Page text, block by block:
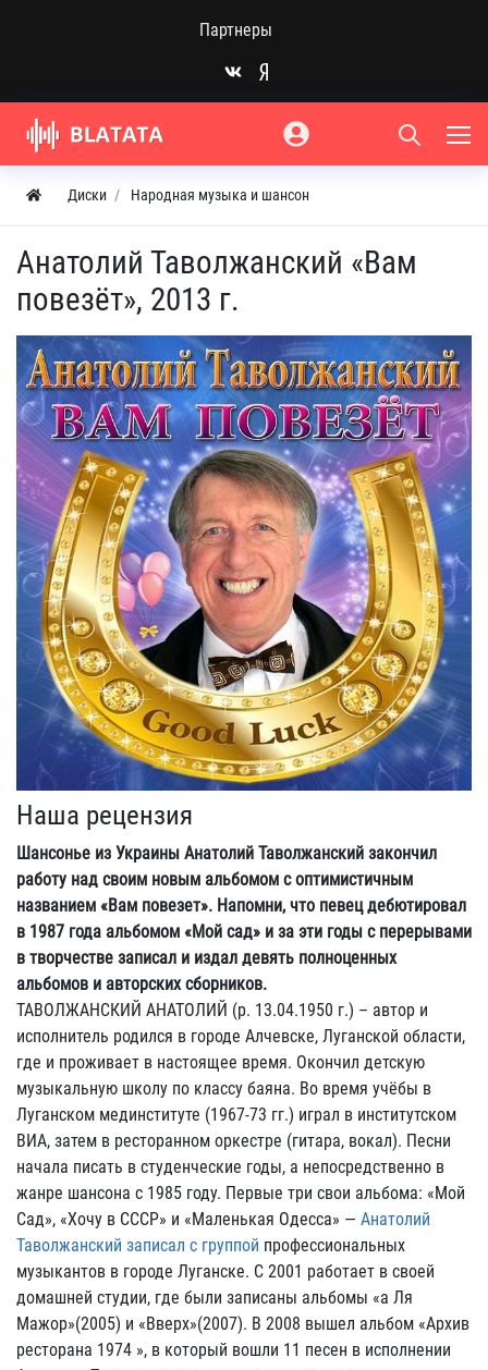
Партнеры
Диски Народная музыка и шансон
Анатолий Таволжанский «Вам
повезёт», 2013 г.
Наша рецензия
Шансонье из Украины Анатолий Таволжанский закончил
работу над своим новым альбомом с оптимистичным
названием «Вам повезет». Напомни, что певец дебютировал
в 1987 года альбомом «Мой сад» и за эти годы с перерывами
в творчестве записал и издал девять полноценных
альбомов и авторских сборников.
ТАВОЛЖАНСКИЙ АНАТОЛИЙ (р. 13.04.1950 г.) – автор и
исполнитель родился в городе Алчевске, Луганской области,
где и проживает в настоящее время. Окончил детскую
музыкальную школу по классу баяна. Во время учёбы в
Луганском мединституте (1967-73 гг.) играл в институтском
ВИА, затем в ресторанном оркестре (гитара, вокал). Песни
начала писать в студенческие годы, а непосредственно в
жанре шансона с 1985 году. Первые три свои альбома: «Мой
Сад», «Хочу в СССР» и «Маленькая Одесса» — Анатолий
Таволжанский записал с группой профессиональных
музыкантов в городе Луганске. С 2001 работает в своей
домашней студии, где были записаны альбомы «а Ля
Мажор»(2005) и «Вверх»(2007). В 2008 вышел альбом «Архив
ресторана 1974 », в который вошли 11 песен в исполнении